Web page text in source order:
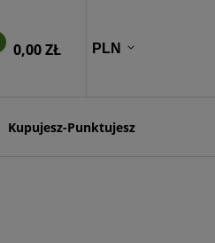
0,00 ZŁ
Kupujesz-Punktujesz